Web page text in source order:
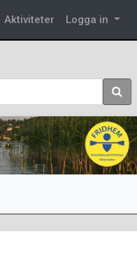
Aktiviteter Logga in
Sök